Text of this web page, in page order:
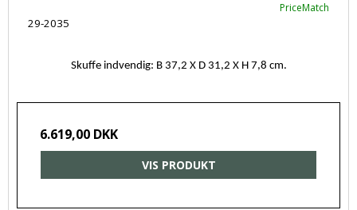
PriceMatch
29-2035
Skuffe indvendig: B 37,2 X D 31,2 X H 7,8 cm.
6.619,00 DKK
VIS PRODUKT